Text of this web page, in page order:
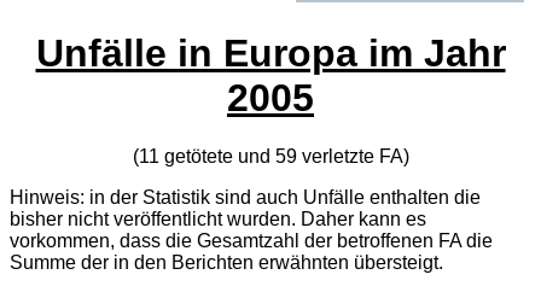
Unfälle in Europa im Jahr
2005
(11 getötete und 59 verletzte FA)
Hinweis: in der Statistik sind auch Unfälle enthalten die
bisher nicht veröffentlicht wurden. Daher kann es
vorkommen, dass die Gesamtzahl der betroffenen FAdie
Summe der in den Berichten erwähnten übersteigt.